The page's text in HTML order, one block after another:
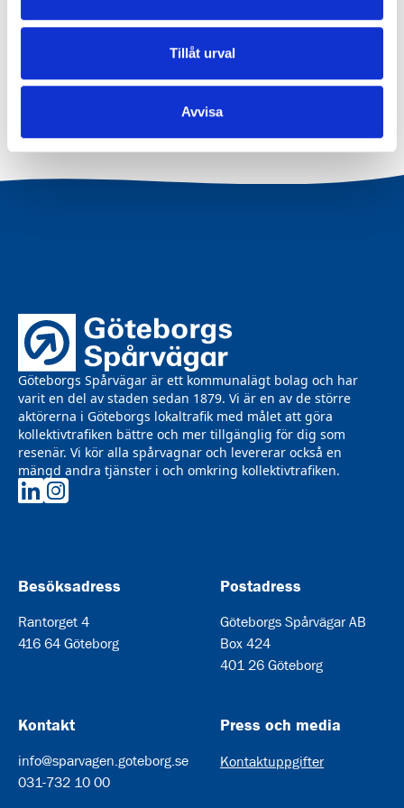
Tillåt urval
Avvisa
2 maj 2019
Göteborgs Spårvägar är ett kommunalägt bolag och har
varit en del av staden sedan 1879. Vi är en av de större
aktörerna i Göteborgs lokaltrafik med målet att göra
kollektivtrafiken bättre och mer tillgänglig för dig som
resenär. Vi kör alla spårvagnar och levererar också en
mängd andra tjänster i och omkring kollektivtrafiken.
Göteborgs Spårvägar på LinkedIn
Besöksadress
Rantorget 4
416 64 Göteborg
Postadress
Göteborgs Spårvägar AB
Box 424
401 26 Göteborg
Kontakt
info@sparvagen.goteborg.se
031-732 10 00
Press och media
Kontaktuppgifter